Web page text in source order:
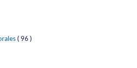
( 96 )